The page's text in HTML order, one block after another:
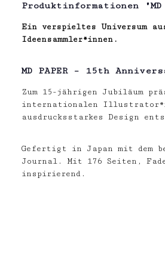
Produktinformationen
Ein verspieltes Universum
Ideensammler*innen.
MD PAPER – 15th
Zum 15-jährigen Jubiläum
internationalen
ausdrucksstarkes Design
Gefertigt in Japan mit dem
Journal. Mit 176 Seiten,
inspirierend.